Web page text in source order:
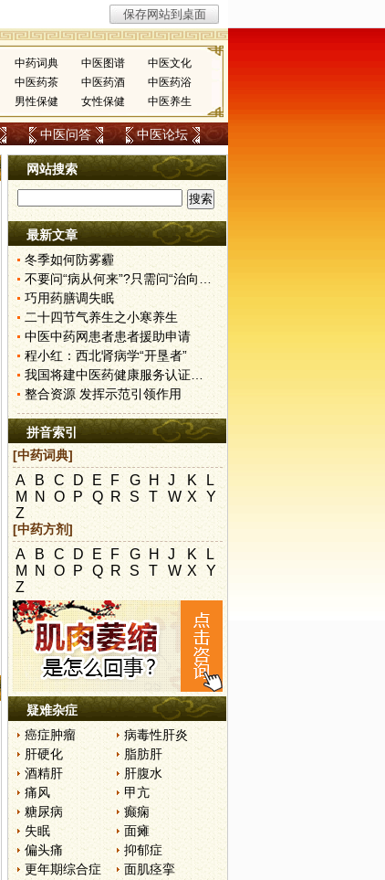
中药词典 中医图谱
中医文化
中医药茶 中医药酒
中医药浴
男性保健 女性保健 中医养生
中医问答 中医论坛
网站搜索
最新文章
冬季如何防雾霾
不要问“病从何来”?只需问“治向何去”?
巧用药膳调失眠
二十四节气养生之小寒养生
中医中药网患者患者援助申请
程小红：西北肾病学“开垦者”
我国将建中医药健康服务认证体系
整合资源 发挥示范引领作用
拼音索引
[中药词典]
A B C D E F G H J K
L
M N O P Q R S T W X
Y
Z
[中药方剂]
A B C D E F G H J K
L
M N O P Q R S T W X
Y
Z
疑难杂症
癌症肿瘤
病毒性肝炎
肝硬化
脂肪肝
酒精肝
肝腹水
痛风
甲亢
糖尿病
癫痫
失眠
面瘫
偏头痛
抑郁症
更年期综合症
面肌痉挛